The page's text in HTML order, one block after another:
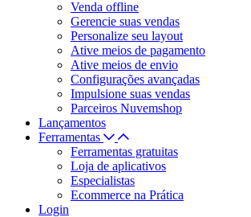
Venda offline
Gerencie suas vendas
Personalize seu layout
Ative meios de pagamento
Ative meios de envio
Configurações avançadas
Impulsione suas vendas
Parceiros Nuvemshop
Lançamentos
Ferramentas
Ferramentas gratuitas
Loja de aplicativos
Especialistas
Ecommerce na Prática
Login